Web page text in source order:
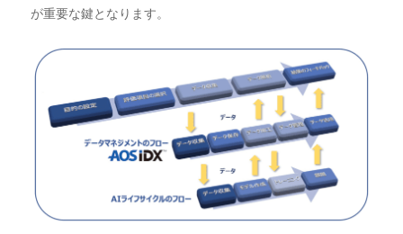
が重要な鍵となります。